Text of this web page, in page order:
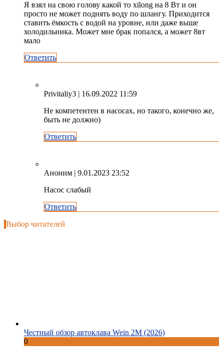
Я взял на свою голову какой то xilong на 8 Вт и он
просто не может поднять воду по шлангу. Приходится
ставить ёмкость с водой на уровне, или даже выше
холодильника. Может мне брак попался, а может 8вт
мало
Ответить
Privitaliy3 | 16.09.2022 11:59
Не компетентен в насосах, но такого, конечно же,
быть не должно)
Ответить
Аноним | 9.01.2023 23:52
Насос слабый
Ответить
Выбор читателей
Честный обзор автоклава Wein 2M (2026)
0